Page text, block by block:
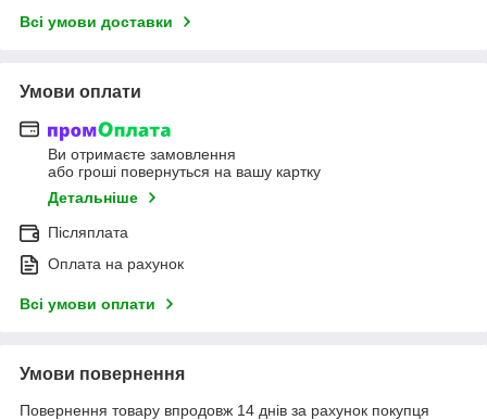
Всі умови доставки
Умови оплати
Ви отримаєте замовлення
або гроші повернуться на вашу картку
Детальніше
Післяплата
Оплата на рахунок
Всі умови оплати
Умови повернення
Повернення товару впродовж 14 днів за рахунок покупця